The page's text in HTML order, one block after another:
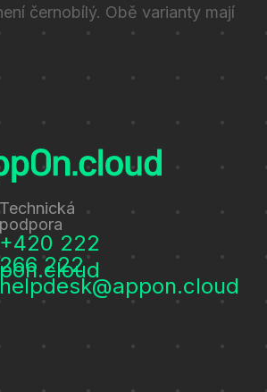
černobílý. Obě varianty mají
Technická
podpora
+420 222
266 222
helpdesk@appon.cloud